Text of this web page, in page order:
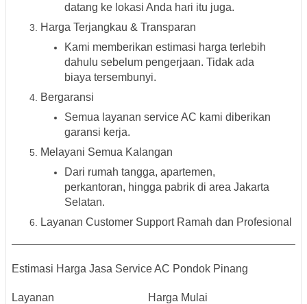
datang ke lokasi Anda hari itu juga.
Harga Terjangkau & Transparan
Kami memberikan estimasi harga terlebih
dahulu sebelum pengerjaan. Tidak ada
biaya tersembunyi.
Bergaransi
Semua layanan service AC kami diberikan
garansi kerja.
Melayani Semua Kalangan
Dari rumah tangga, apartemen,
perkantoran, hingga pabrik di area Jakarta
Selatan.
Layanan Customer Support Ramah dan Profesional
Estimasi Harga Jasa Service AC Pondok Pinang
Layanan
Harga Mulai